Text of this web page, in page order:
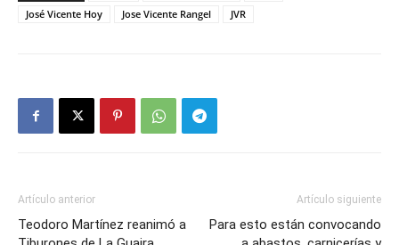
José Vicente Hoy
Jose Vicente Rangel JVR
Artículo anterior
Teodoro Martínez reanimó a
Artículo siguiente
Para esto están convocando